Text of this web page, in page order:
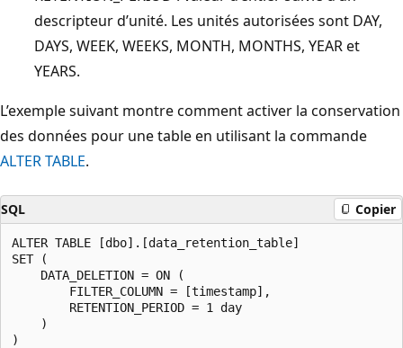
descripteur d’unité. Les unités autorisées sont DAY,
DAYS, WEEK, WEEKS, MONTH, MONTHS, YEAR et
YEARS.
L’exemple suivant montre comment activer la conservation
des données pour une table en utilisant la commande
ALTER TABLE.
SQL Copier
ALTER TABLE [dbo].[data_retention_table]
SET (
    DATA_DELETION = ON (
        FILTER_COLUMN = [timestamp],
        RETENTION_PERIOD = 1 day
    )